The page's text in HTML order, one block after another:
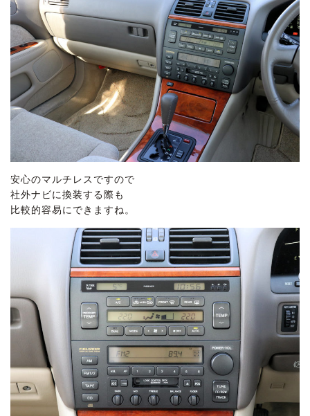
安心のマルチレスですので
社外ナビに換装する際も
比較的容易にできますね。